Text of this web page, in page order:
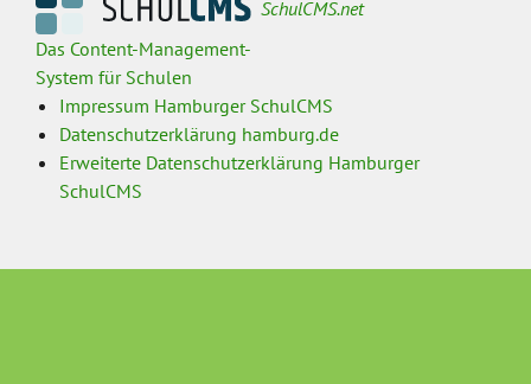
SchulCMS.net
Das Content-Management-
System für Schulen
Impressum Hamburger SchulCMS
Datenschutzerklärung hamburg.de
Erweiterte Datenschutzerklärung Hamburger
SchulCMS